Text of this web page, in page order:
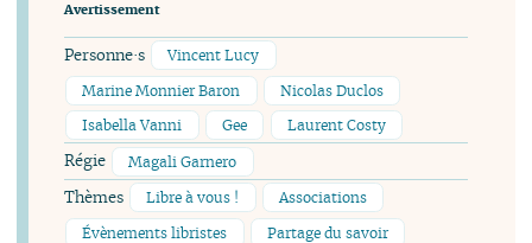
Avertissement
Personne·s
Vincent Lucy
Marine Monnier Baron
Nicolas Duclos
Isabella Vanni
Gee Laurent Costy
Régie Magali Garnero
Thèmes Libre à vous !
Associations
Évènements libristes
Partage du savoir